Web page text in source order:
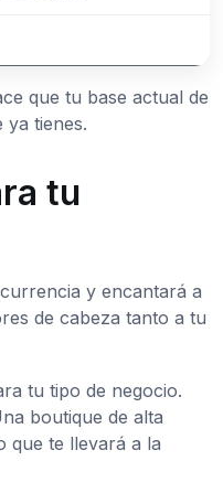
que tu base actual de
tienes.
tu
y encantará a
de cabeza tanto a tu
tu tipo de negocio.
boutique de alta
que te llevará a la